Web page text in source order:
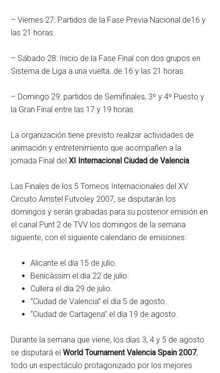
– Viernes 27: Partidos de la Fase Previa Nacional de16 y
las 21 horas.
– Sábado 28: Inicio de la Fase Final con dos grupos en
Sistema de Liga a una vuelta. de 16 y las 21 horas.
– Domingo 29: partidos de Semifinales, 3º y 4º Puesto y
la Gran Final entre las 17 y 19 horas.
La organización tiene previsto realizar actividades de
animación y entretenimiento que acompañen a la
jornada Final delXI Internacional Ciudad de Valencia.
Las Finales de los 5 Torneos Internacionales del XV
Circuito Amstel Futvoley 2007, se disputarán los
domingos y serán grabadas para su posterior emisión en
el canal Punt 2 de TVV los domingos de la semana
siguiente, con el siguiente calendario de emisiones:
Alicante el día 15 de julio.
Benicàssim el día 22 de julio.
Cullera el día 29 de julio.
“Ciudad de Valencia” el día 5 de agosto.
“Ciudad de Cartagena” el día 19 de agosto.
Durante la semana que viene, los días 3, 4 y 5 de agosto
se disputará elWorld Tournament Valencia Spain 2007,
todo un espectáculo protagonizado por los mejores